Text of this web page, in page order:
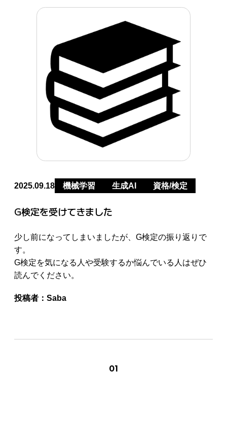
2025.09.18 機械学習 生成AI 資格/検定
G検定を受けてきました
少し前になってしまいましたが、G検定の振り返りで
す。
G検定を気になる人や受験するか悩んでいる人はぜひ
読んでください。
投稿者： Saba
01